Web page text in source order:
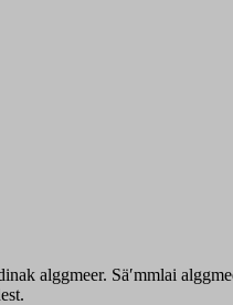
alggmeer. Säʹmmlai